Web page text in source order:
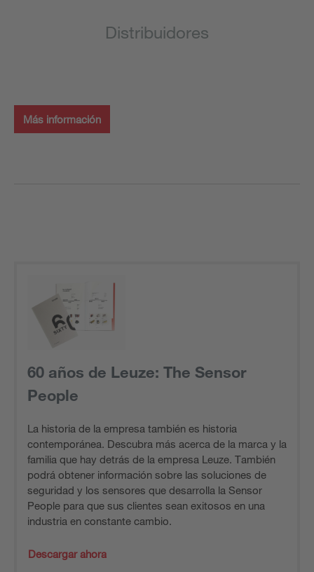
Distribuidores
Más información
60 años de Leuze: The Sensor
People
La historia de la empresa también es historia
contemporánea. Descubra más acerca de la marca y la
familia que hay detrás de la empresa Leuze. También
podrá obtener información sobre las soluciones de
seguridad y los sensores que desarrolla la Sensor
People para que sus clientes sean exitosos en una
industria en constante cambio.
Descargar ahora